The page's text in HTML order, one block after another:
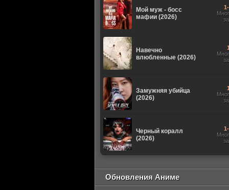
Мой муж - босс
мафии (2026)
Навечно
влюбленные (2026)
Замужняя убийца
(2026)
Черный коралл
(2026)
Обновления Аниме